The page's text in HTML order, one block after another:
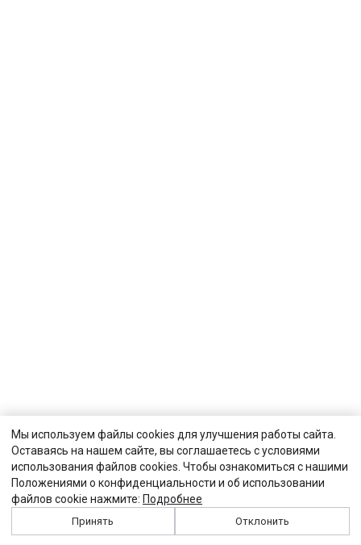
Мы используем файлы cookies для улучшения работы сайта.
Оставаясь на нашем сайте, вы соглашаетесь с условиями
использования файлов cookies. Чтобы ознакомиться с нашими
Положениями о конфиденциальности и об использовании
файлов cookie нажмите: Подробнее
Принять Отклонить